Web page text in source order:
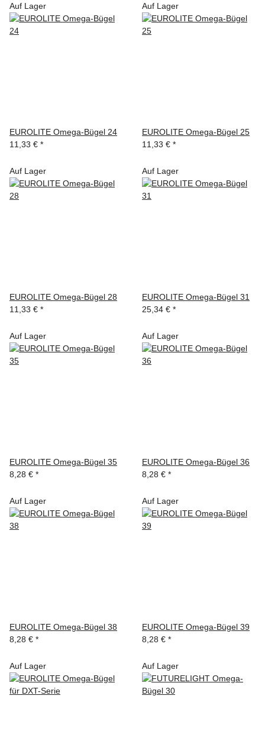
Auf Lager
EUROLITE Omega-Bügel 24
11,33 € *
Auf Lager
EUROLITE Omega-Bügel 25
11,33 € *
Auf Lager
EUROLITE Omega-Bügel 28
11,33 € *
Auf Lager
EUROLITE Omega-Bügel 31
25,34 € *
Auf Lager
EUROLITE Omega-Bügel 35
8,28 € *
Auf Lager
EUROLITE Omega-Bügel 36
8,28 € *
Auf Lager
EUROLITE Omega-Bügel 38
8,28 € *
Auf Lager
EUROLITE Omega-Bügel 39
8,28 € *
Auf Lager Auf Lager